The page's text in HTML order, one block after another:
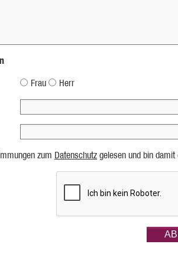
Frau Herr
zum Datenschutz gelesen und bin